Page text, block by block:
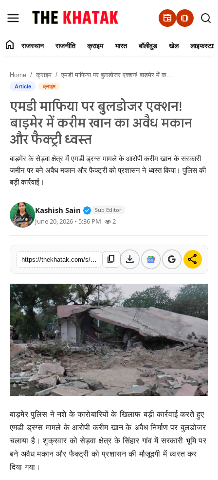
newspaper amp_stories
Contact Us
राजस्थान
राजनीति
क्राइम
भारत
बॉलीवुड
खेल
लाइफस्टाइल
home राजस्थान राजनीति क्राइम भारत बॉलीवुड खेल
Home क्राइम एमडी माफिया पर बुलडोजर एक्शन! बाड़मेर में करीम खान का अवैध मकान और फैक्ट्री ध्वस्त
Article क्राइम
एमडी माफिया पर बुलडोजर एक्शन!
बाड़मेर में करीम खान का अवैध मकान
और फैक्ट्री ध्वस्त
बाड़मेर के सेड़वा क्षेत्र में एमडी ड्रग्स मामले के आरोपी करीम खान के सरकारी
जमीन पर बने अवैध मकान और फैक्ट्री को प्रशासन ने ध्वस्त किया। पुलिस की
बड़ी कार्रवाई।
Kashish Sain Verified Public Figure • 11 Jun,
Sub Editor
June 20, 2026 • 5:36 PM 2
content_copy download share
बाड़मेर पुलिस ने नशे के कारोबारियों के खिलाफ बड़ी कार्रवाई करते हुए
एमडी ड्रग्स मामले के आरोपी करीम खान के अवैध निर्माण पर बुलडोजर
चलाया है। शुक्रवार को सेड़वा क्षेत्र के सिंहार गांव में सरकारी भूमि पर
बने अवैध मकान और फैक्ट्री को प्रशासन की मौजूदगी में ध्वस्त कर
दिया गया।